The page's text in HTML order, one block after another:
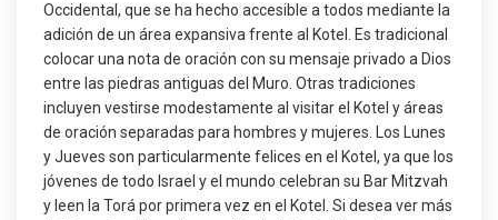
Occidental, que se ha hecho accesible a todos mediante la
adición de un área expansiva frente al Kotel. Es tradicional
colocar una nota de oración con su mensaje privado a Dios
entre las piedras antiguas del Muro. Otras tradiciones
incluyen vestirse modestamente al visitar el Kotel y áreas
de oración separadas para hombres y mujeres. Los Lunes
y Jueves son particularmente felices en el Kotel, ya que los
jóvenes de todo Israel y el mundo celebran su Bar Mitzvah
y leen la Torá por primera vez en el Kotel. Si desea ver más